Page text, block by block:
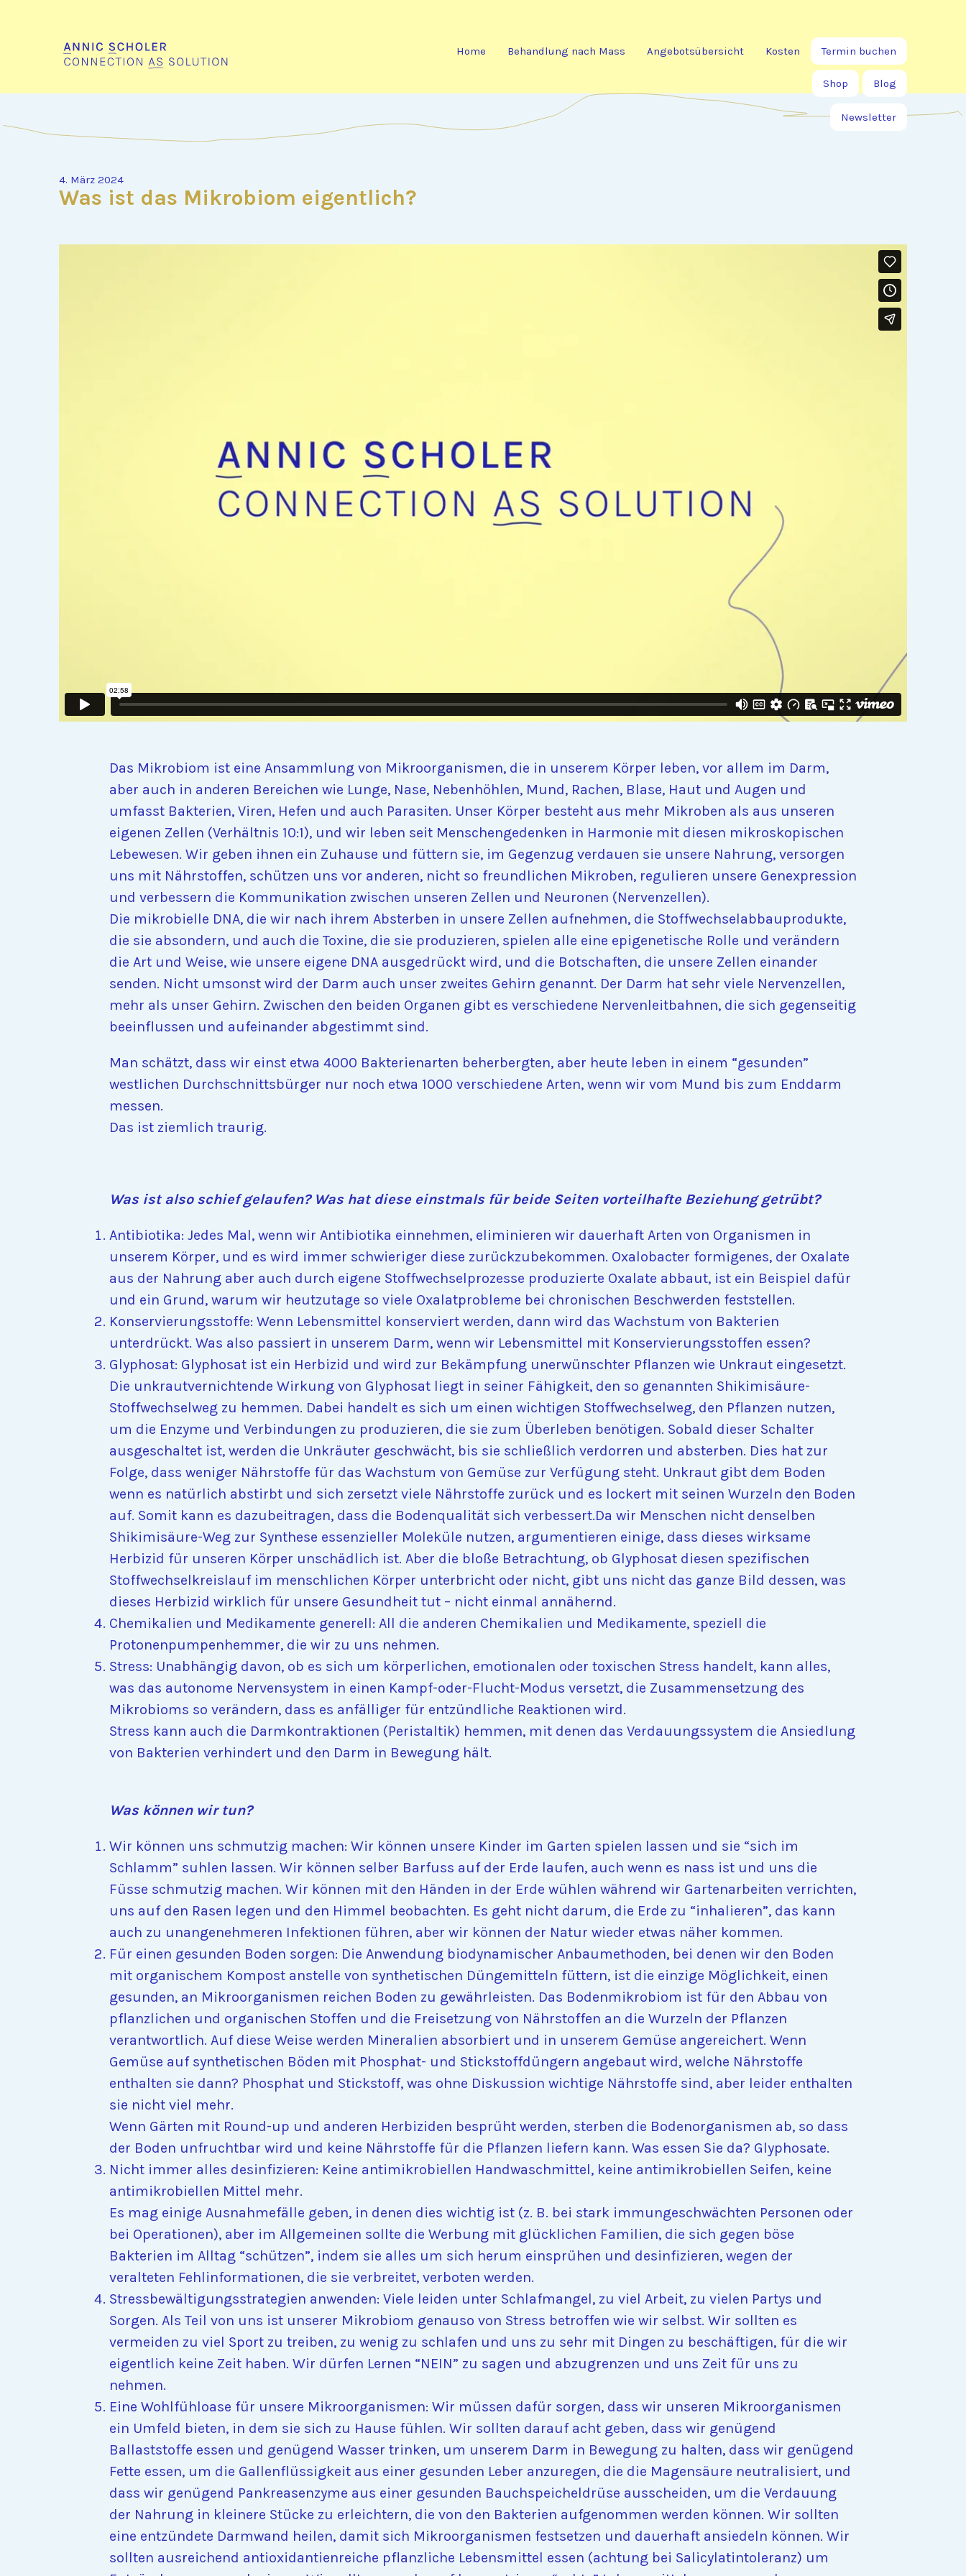
Home Behandlung nach Mass Angebotsübersicht Kosten Termin buchen
Blog
Shop
Newsletter
4. März 2024
Was ist das Mikrobiom eigentlich?
Das Mikrobiom ist eine Ansammlung von Mikroorganismen, die in unserem Körper leben, vor allem im Darm,
aber auch in anderen Bereichen wie Lunge, Nase, Nebenhöhlen, Mund, Rachen, Blase, Haut und Augen und
umfasst Bakterien, Viren, Hefen und auch Parasiten. Unser Körper besteht aus mehr Mikroben als aus unseren
eigenen Zellen (Verhältnis 10:1), und wir leben seit Menschengedenken in Harmonie mit diesen mikroskopischen
Lebewesen. Wir geben ihnen ein Zuhause und füttern sie, im Gegenzug verdauen sie unsere Nahrung, versorgen
uns mit Nährstoffen, schützen uns vor anderen, nicht so freundlichen Mikroben, regulieren unsere Genexpression
und verbessern die Kommunikation zwischen unseren Zellen und Neuronen (Nervenzellen).
Die mikrobielle DNA, die wir nach ihrem Absterben in unsere Zellen aufnehmen, die Stoffwechselabbauprodukte,
die sie absondern, und auch die Toxine, die sie produzieren, spielen alle eine epigenetische Rolle und verändern
die Art und Weise, wie unsere eigene DNA ausgedrückt wird, und die Botschaften, die unsere Zellen einander
senden. Nicht umsonst wird der Darm auch unser zweites Gehirn genannt. Der Darm hat sehr viele Nervenzellen,
mehr als unser Gehirn. Zwischen den beiden Organen gibt es verschiedene Nervenleitbahnen, die sich gegenseitig
beeinflussen und aufeinander abgestimmt sind.
Man schätzt, dass wir einst etwa 4000 Bakterienarten beherbergten, aber heute leben in einem “gesunden”
westlichen Durchschnittsbürger nur noch etwa 1000 verschiedene Arten, wenn wir vom Mund bis zum Enddarm
messen.
Das ist ziemlich traurig.
Was ist also schief gelaufen? Was hat diese einstmals für beide Seiten vorteilhafte Beziehung getrübt?
Antibiotika: Jedes Mal, wenn wir Antibiotika einnehmen, eliminieren wir dauerhaft Arten von Organismen in
unserem Körper, und es wird immer schwieriger diese zurückzubekommen. Oxalobacter formigenes, der Oxalate
aus der Nahrung aber auch durch eigene Stoffwechselprozesse produzierte Oxalate abbaut, ist ein Beispiel dafür
und ein Grund, warum wir heutzutage so viele Oxalatprobleme bei chronischen Beschwerden feststellen.
Konservierungsstoffe: Wenn Lebensmittel konserviert werden, dann wird das Wachstum von Bakterien
unterdrückt. Was also passiert in unserem Darm, wenn wir Lebensmittel mit Konservierungsstoffen essen?
Glyphosat: Glyphosat ist ein Herbizid und wird zur Bekämpfung unerwünschter Pflanzen wie Unkraut eingesetzt.
Die unkrautvernichtende Wirkung von Glyphosat liegt in seiner Fähigkeit, den so genannten Shikimisäure-
Stoffwechselweg zu hemmen. Dabei handelt es sich um einen wichtigen Stoffwechselweg, den Pflanzen nutzen,
um die Enzyme und Verbindungen zu produzieren, die sie zum Überleben benötigen. Sobald dieser Schalter
ausgeschaltet ist, werden die Unkräuter geschwächt, bis sie schließlich verdorren und absterben. Dies hat zur
Folge, dass weniger Nährstoffe für das Wachstum von Gemüse zur Verfügung steht. Unkraut gibt dem Boden
wenn es natürlich abstirbt und sich zersetzt viele Nährstoffe zurück und es lockert mit seinen Wurzeln den Boden
auf. Somit kann es dazubeitragen, dass die Bodenqualität sich verbessert.Da wir Menschen nicht denselben
Shikimisäure-Weg zur Synthese essenzieller Moleküle nutzen, argumentieren einige, dass dieses wirksame
Herbizid für unseren Körper unschädlich ist. Aber die bloße Betrachtung, ob Glyphosat diesen spezifischen
Stoffwechselkreislauf im menschlichen Körper unterbricht oder nicht, gibt uns nicht das ganze Bild dessen, was
dieses Herbizid wirklich für unsere Gesundheit tut – nicht einmal annähernd.
Chemikalien und Medikamente generell: All die anderen Chemikalien und Medikamente, speziell die
Protonenpumpenhemmer, die wir zu uns nehmen.
Stress: Unabhängig davon, ob es sich um körperlichen, emotionalen oder toxischen Stress handelt, kann alles,
was das autonome Nervensystem in einen Kampf-oder-Flucht-Modus versetzt, die Zusammensetzung des
Mikrobioms so verändern, dass es anfälliger für entzündliche Reaktionen wird.
Stress kann auch die Darmkontraktionen (Peristaltik) hemmen, mit denen das Verdauungssystem die Ansiedlung
von Bakterien verhindert und den Darm in Bewegung hält.
Was können wir tun?
Wir können uns schmutzig machen: Wir können unsere Kinder im Garten spielen lassen und sie “sich im
Schlamm” suhlen lassen. Wir können selber Barfuss auf der Erde laufen, auch wenn es nass ist und uns die
Füsse schmutzig machen. Wir können mit den Händen in der Erde wühlen während wir Gartenarbeiten verrichten,
uns auf den Rasen legen und den Himmel beobachten. Es geht nicht darum, die Erde zu “inhalieren”, das kann
auch zu unangenehmeren Infektionen führen, aber wir können der Natur wieder etwas näher kommen.
Für einen gesunden Boden sorgen: Die Anwendung biodynamischer Anbaumethoden, bei denen wir den Boden
mit organischem Kompost anstelle von synthetischen Düngemitteln füttern, ist die einzige Möglichkeit, einen
gesunden, an Mikroorganismen reichen Boden zu gewährleisten. Das Bodenmikrobiom ist für den Abbau von
pflanzlichen und organischen Stoffen und die Freisetzung von Nährstoffen an die Wurzeln der Pflanzen
verantwortlich. Auf diese Weise werden Mineralien absorbiert und in unserem Gemüse angereichert. Wenn
Gemüse auf synthetischen Böden mit Phosphat- und Stickstoffdüngern angebaut wird, welche Nährstoffe
enthalten sie dann? Phosphat und Stickstoff, was ohne Diskussion wichtige Nährstoffe sind, aber leider enthalten
sie nicht viel mehr.
Wenn Gärten mit Round-up und anderen Herbiziden besprüht werden, sterben die Bodenorganismen ab, so dass
der Boden unfruchtbar wird und keine Nährstoffe für die Pflanzen liefern kann. Was essen Sie da? Glyphosate.
Nicht immer alles desinfizieren: Keine antimikrobiellen Handwaschmittel, keine antimikrobiellen Seifen, keine
antimikrobiellen Mittel mehr.
Es mag einige Ausnahmefälle geben, in denen dies wichtig ist (z. B. bei stark immungeschwächten Personen oder
bei Operationen), aber im Allgemeinen sollte die Werbung mit glücklichen Familien, die sich gegen böse
Bakterien im Alltag “schützen”, indem sie alles um sich herum einsprühen und desinfizieren, wegen der
veralteten Fehlinformationen, die sie verbreitet, verboten werden.
Stressbewältigungsstrategien anwenden: Viele leiden unter Schlafmangel, zu viel Arbeit, zu vielen Partys und
Sorgen. Als Teil von uns ist unserer Mikrobiom genauso von Stress betroffen wie wir selbst. Wir sollten es
vermeiden zu viel Sport zu treiben, zu wenig zu schlafen und uns zu sehr mit Dingen zu beschäftigen, für die wir
eigentlich keine Zeit haben. Wir dürfen Lernen “NEIN” zu sagen und abzugrenzen und uns Zeit für uns zu
nehmen.
Eine Wohlfühloase für unsere Mikroorganismen: Wir müssen dafür sorgen, dass wir unseren Mikroorganismen
ein Umfeld bieten, in dem sie sich zu Hause fühlen. Wir sollten darauf acht geben, dass wir genügend
Ballaststoffe essen und genügend Wasser trinken, um unserem Darm in Bewegung zu halten, dass wir genügend
Fette essen, um die Gallenflüssigkeit aus einer gesunden Leber anzuregen, die die Magensäure neutralisiert, und
dass wir genügend Pankreasenzyme aus einer gesunden Bauchspeicheldrüse ausscheiden, um die Verdauung
der Nahrung in kleinere Stücke zu erleichtern, die von den Bakterien aufgenommen werden können. Wir sollten
eine entzündete Darmwand heilen, damit sich Mikroorganismen festsetzen und dauerhaft ansiedeln können. Wir
sollten ausreichend antioxidantienreiche pflanzliche Lebensmittel essen (achtung bei Salicylatintoleranz) um